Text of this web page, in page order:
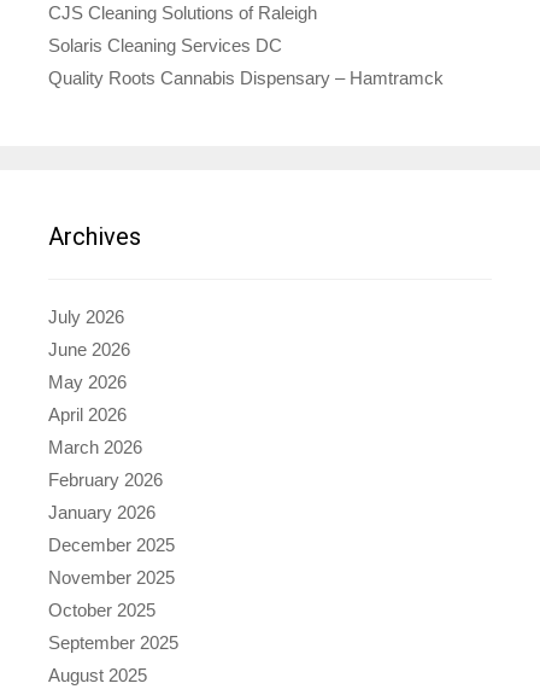
CJS Cleaning Solutions of Raleigh
Solaris Cleaning Services DC
Quality Roots Cannabis Dispensary – Hamtramck
Archives
July 2026
June 2026
May 2026
April 2026
March 2026
February 2026
January 2026
December 2025
November 2025
October 2025
September 2025
August 2025